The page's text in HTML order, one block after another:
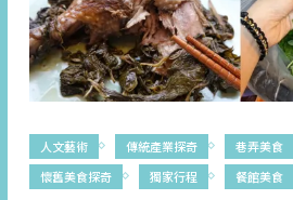
人文藝術 傳統產業探奇 巷弄美食
懷舊美食探奇
獨家行程 餐館美食